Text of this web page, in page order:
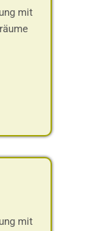
mit
mit